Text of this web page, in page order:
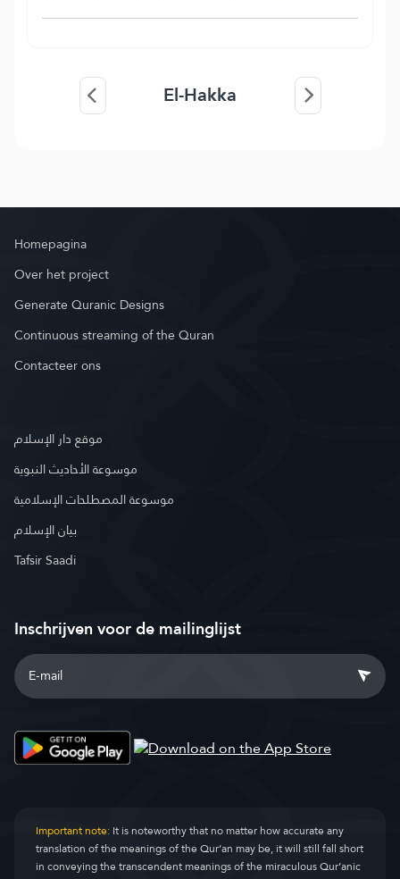
El-Hakka
Homepagina
Over het project
Generate Quranic Designs
Continuous streaming of the Quran
Contacteer ons
موقع دار الإسلام
موسوعة الأحاديث النبوية
موسوعة المصطلحات الإسلامية
بيان الإسلام
Tafsir Saadi
Inschrijven voor de mailinglijst
Important note:It is noteworthy that no matter how accurate any
translation of the meanings of the Qur’an may be, it will still fall short
in conveying the transcendent meanings of the miraculous Qur’anic